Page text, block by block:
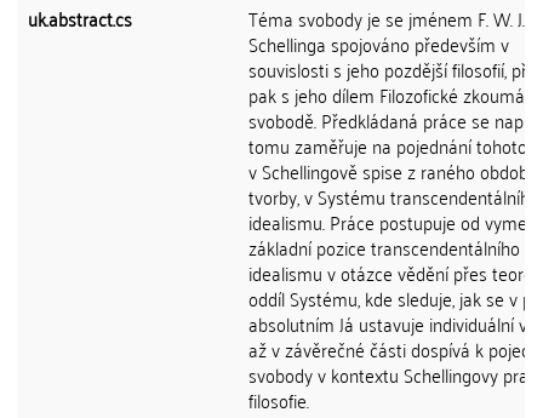
uk.abstract.cs
Téma svobody je se jménem F. W. J.
Schellinga spojováno především v
souvislosti s jeho pozdější filosofií,
pak s jeho dílem Filozofické
svobodě. Předkládaná práce se
tomu zaměřuje na pojednání tohoto
v Schellingově spise z raného období
tvorby, v Systému transcendentálního
idealismu. Práce postupuje od
základní pozice transcendentálního
idealismu v otázce vědění přes
oddíl Systému, kde sleduje, jak se v
absolutním Já ustavuje individuální
až v závěrečné části dospívá k
svobody v kontextu Schellingovy
filosofie.